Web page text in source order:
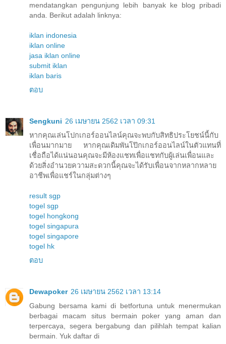
mendatangkan pengunjung lebih banyak ke blog pribadi
anda. Berikut adalah linknya:
iklan indonesia
iklan online
jasa iklan online
submit iklan
iklan baris
ตอบ
Sengkuni 26 เมษายน 2562 เวลา 09:31
หากคุณเล่นโปกเกอร์ออนไลน์คุณจะพบกับสิทธิประโยชน์นี้กับ
เพื่อนมากมาย หากคุณเดิมพันโป๊กเกอร์ออนไลน์ในตัวแทนที่
เชื่อถือได้แน่นอนคุณจะมีห้องแชทเพื่อแชทกับผู้เล่นเพื่อนและ
ด้วยสิ่งอำนวยความสะดวกนี้คุณจะได้รับเพื่อนจากหลากหลาย
อาชีพเพื่อแชร์ในกลุ่มต่างๆ
result sgp
togel sgp
togel hongkong
togel singapura
togel singapore
togel hk
ตอบ
Dewapoker 26 เมษายน 2562 เวลา 13:14
Gabung bersama kami di betfortuna untuk menermukan
berbagai macam situs bermain poker yang aman dan
terpercaya, segera bergabung dan pilihlah tempat kalian
bermain. Yuk daftar di